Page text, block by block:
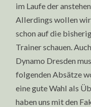
im Laufe der
Allerdings wollen
schon auf die
Trainer schauen.
Dynamo Dresden
folgenden Absätze
eine gute Wahl als
haben uns mit den